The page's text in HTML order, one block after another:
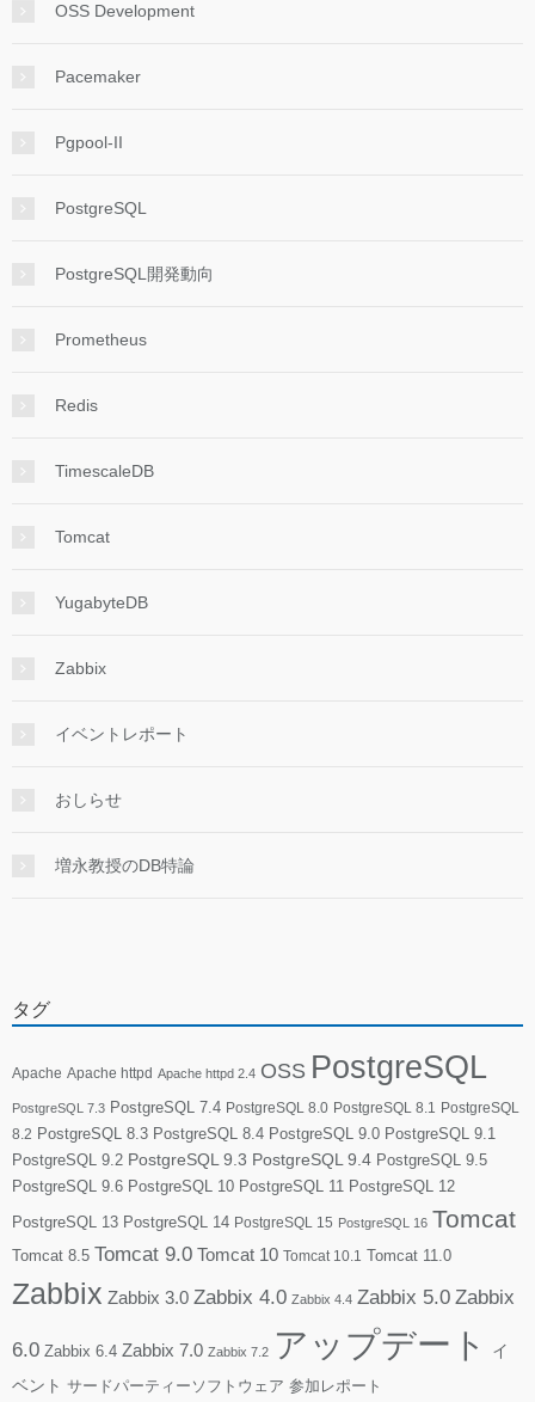
OSS Development
Pacemaker
Pgpool-II
PostgreSQL
PostgreSQL開発動向
Prometheus
Redis
TimescaleDB
Tomcat
YugabyteDB
Zabbix
イベントレポート
おしらせ
増永教授のDB特論
タグ
Apache Apache httpd Apache httpd 2.4 OSS PostgreSQL
PostgreSQL 7.3 PostgreSQL 7.4 PostgreSQL 8.0 PostgreSQL 8.1
PostgreSQL
8.2 PostgreSQL 8.3 PostgreSQL 8.4 PostgreSQL 9.0 PostgreSQL 9.1
PostgreSQL 9.2 PostgreSQL 9.3 PostgreSQL 9.4 PostgreSQL 9.5
PostgreSQL 9.6 PostgreSQL 10 PostgreSQL 11 PostgreSQL 12
PostgreSQL 13 PostgreSQL 14 PostgreSQL 15 PostgreSQL 16 Tomcat
Tomcat 8.5 Tomcat 9.0 Tomcat 10 Tomcat 10.1 Tomcat 11.0
Zabbix Zabbix 3.0 Zabbix 4.0 Zabbix 4.4 Zabbix 5.0 Zabbix
6.0 Zabbix 6.4 Zabbix 7.0 Zabbix 7.2 アップデート
イ
ベント サードパーティーソフトウェア 参加レポート